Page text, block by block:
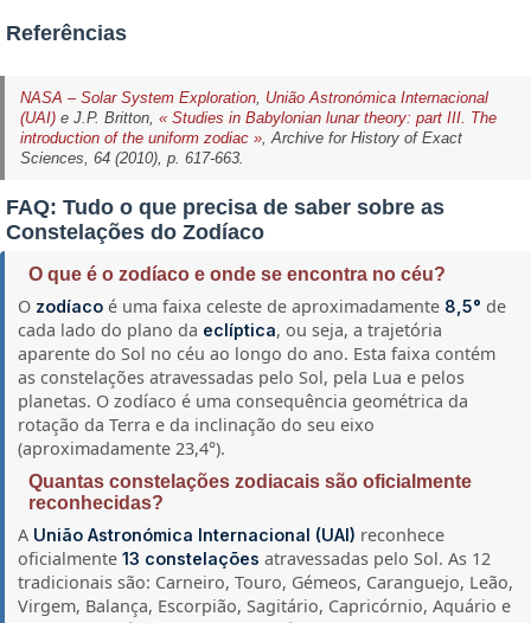
Referências
NASA – Solar System Exploration, União Astronómica Internacional
(UAI)e J.P. Britton, « Studies in Babylonian lunar theory: part III. The
introduction of the uniform zodiac »,Archive for History of Exact
Sciences, 64 (2010), p. 617-663.
FAQ: Tudo o que precisa de saber sobre as
Constelações do Zodíaco
O que é o zodíaco e onde se encontra no céu?
O zodíaco é uma faixa celeste de aproximadamente 8,5° de
cada lado do plano da eclíptica, ou seja, a trajetória
aparente do Sol no céu ao longo do ano. Esta faixa contém
as constelações atravessadas pelo Sol, pela Lua e pelos
planetas. O zodíaco é uma consequência geométrica da
rotação da Terra e da inclinação do seu eixo
(aproximadamente 23,4°).
Quantas constelações zodiacais são oficialmente
reconhecidas?
A União Astronómica Internacional (UAI) reconhece
oficialmente13 constelações atravessadas pelo Sol. As 12
tradicionais são: Carneiro, Touro, Gémeos, Caranguejo, Leão,
Virgem, Balança, Escorpião, Sagitário, Capricórnio, Aquário e